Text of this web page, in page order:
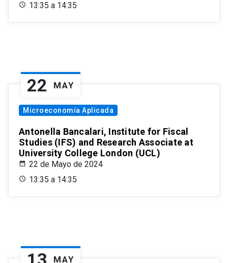
13:35 a 14:35
22 MAY
Microeconomía Aplicada
Antonella Bancalari, Institute for Fiscal
Studies (IFS) and Research Associate at
University College London (UCL)
22 de Mayo de 2024
13:35 a 14:35
MAY